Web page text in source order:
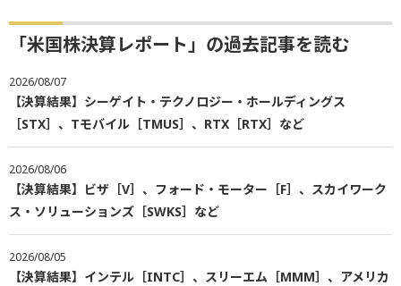
「米国株決算レポート」の過去記事を読む
2026/08/07
【決算結果】シーゲイト・テクノロジー・ホールディングス
［STX］、Tモバイル［TMUS］、RTX［RTX］など
2026/08/06
【決算結果】ビザ［V］、フォード・モーター［F］、スカイワーク
ス・ソリューションズ［SWKS］など
2026/08/05
【決算結果】インテル［INTC］、スリーエム［MMM］、アメリカ